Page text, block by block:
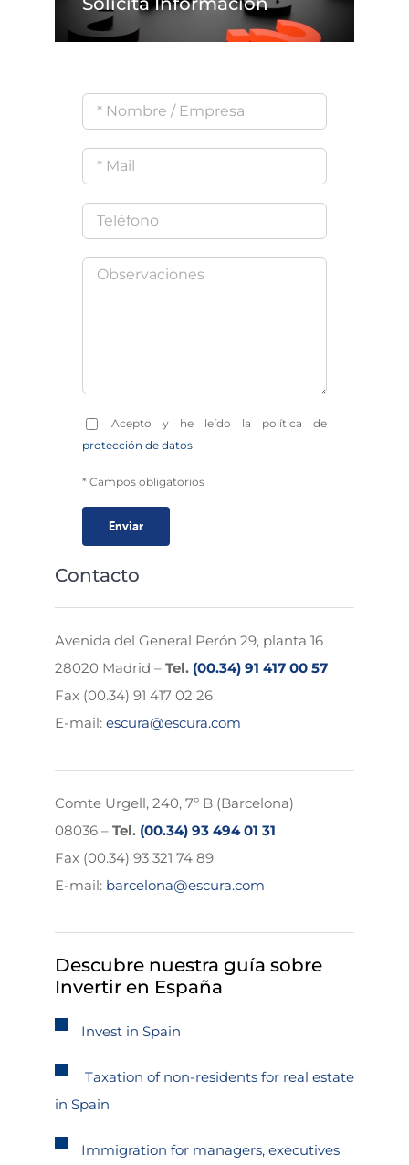
Acepto y he leído la política de
protección de datos
* Campos obligatorios
Contacto
Avenida del General Perón 29, planta 16
28020 Madrid – Tel. (00.34) 91 417 00 57
Fax (00.34) 91 417 02 26
E-mail: escura@escura.com
Comte Urgell, 240, 7º B (Barcelona)
08036 – Tel. (00.34) 93 494 01 31
Fax (00.34) 93 321 74 89
E-mail: barcelona@escura.com
Descubre nuestra guía sobre
Invertir en España
Invest in Spain
Taxation of non-residents for real estate
in Spain
Immigration for managers, executives